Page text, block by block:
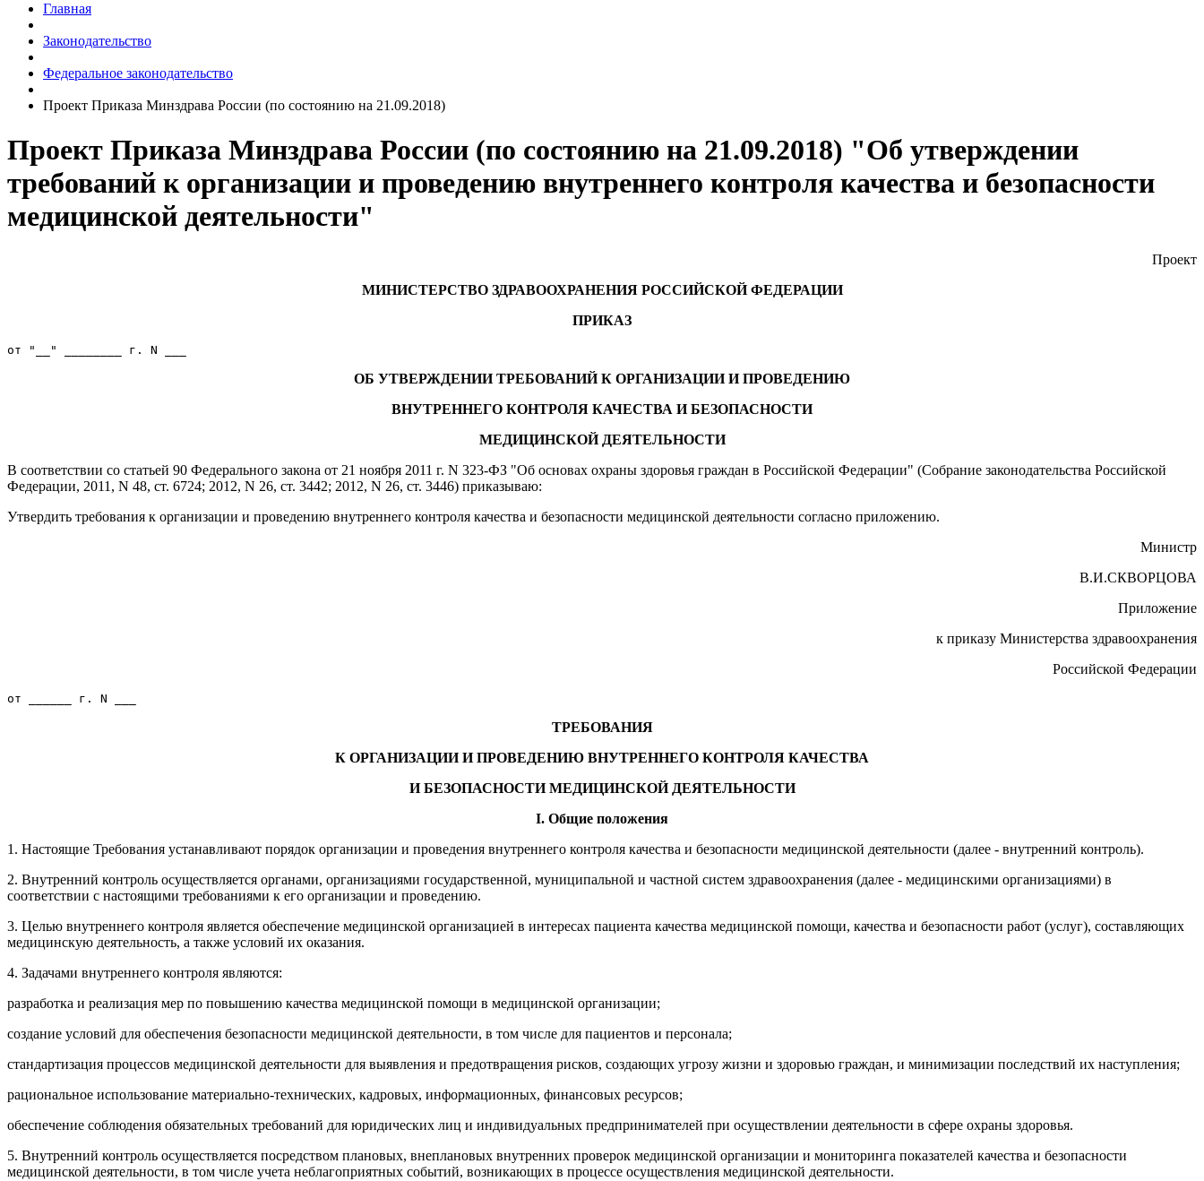
Главная
Законодательство
Федеральное законодательство
Проект Приказа Минздрава России (по состоянию на 21.09.2018)
Проект Приказа Минздрава России (по состоянию на 21.09.2018) "Об утверждении
требований к организации и проведению внутреннего контроля качества и безопасности
медицинской деятельности"
Проект
МИНИСТЕРСТВО ЗДРАВООХРАНЕНИЯ РОССИЙСКОЙ ФЕДЕРАЦИИ
ПРИКАЗ
ОБ УТВЕРЖДЕНИИ ТРЕБОВАНИЙ К ОРГАНИЗАЦИИ И ПРОВЕДЕНИЮ
ВНУТРЕННЕГО КОНТРОЛЯ КАЧЕСТВА И БЕЗОПАСНОСТИ
МЕДИЦИНСКОЙ ДЕЯТЕЛЬНОСТИ
В соответствии со статьей 90 Федерального закона от 21 ноября 2011 г. N 323-ФЗ "Об основах охраны здоровья граждан в Российской Федерации" (Собрание законодательства Российской
Федерации, 2011, N 48, ст. 6724; 2012, N 26, ст. 3442; 2012, N 26, ст. 3446) приказываю:
Утвердить требования к организации и проведению внутреннего контроля качества и безопасности медицинской деятельности согласно приложению.
Министр
В.И.СКВОРЦОВА
Приложение
к приказу Министерства здравоохранения
Российской Федерации
ТРЕБОВАНИЯ
К ОРГАНИЗАЦИИ И ПРОВЕДЕНИЮ ВНУТРЕННЕГО КОНТРОЛЯ КАЧЕСТВА
И БЕЗОПАСНОСТИ МЕДИЦИНСКОЙ ДЕЯТЕЛЬНОСТИ
I. Общие положения
1. Настоящие Требования устанавливают порядок организации и проведения внутреннего контроля качества и безопасности медицинской деятельности (далее - внутренний контроль).
2. Внутренний контроль осуществляется органами, организациями государственной, муниципальной и частной систем здравоохранения (далее - медицинскими организациями) в
соответствии с настоящими требованиями к его организации и проведению.
3. Целью внутреннего контроля является обеспечение медицинской организацией в интересах пациента качества медицинской помощи, качества и безопасности работ (услуг), составляющих
медицинскую деятельность, а также условий их оказания.
4. Задачами внутреннего контроля являются:
разработка и реализация мер по повышению качества медицинской помощи в медицинской организации;
создание условий для обеспечения безопасности медицинской деятельности, в том числе для пациентов и персонала;
стандартизация процессов медицинской деятельности для выявления и предотвращения рисков, создающих угрозу жизни и здоровью граждан, и минимизации последствий их наступления;
рациональное использование материально-технических, кадровых, информационных, финансовых ресурсов;
обеспечение соблюдения обязательных требований для юридических лиц и индивидуальных предпринимателей при осуществлении деятельности в сфере охраны здоровья.
5. Внутренний контроль осуществляется посредством плановых, внеплановых внутренних проверок медицинской организации и мониторинга показателей качества и безопасности
медицинской деятельности, в том числе учета неблагоприятных событий, возникающих в процессе осуществления медицинской деятельности.